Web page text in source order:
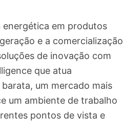
energética em produtos
e a comercialização
de inovação com
que atua
um mercado mais
um ambiente de trabalho
pontos de vista e